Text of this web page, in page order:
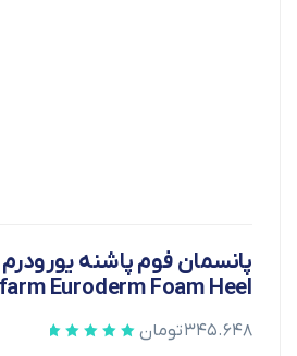
پانسمان فوم پاشنه یورودرم
Euroderm Foam Heel
۳۴۵.۶۴۸تومان